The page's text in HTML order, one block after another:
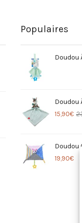
Populaires
Doudou
Doudou
15,90€
Doudou
19,90€